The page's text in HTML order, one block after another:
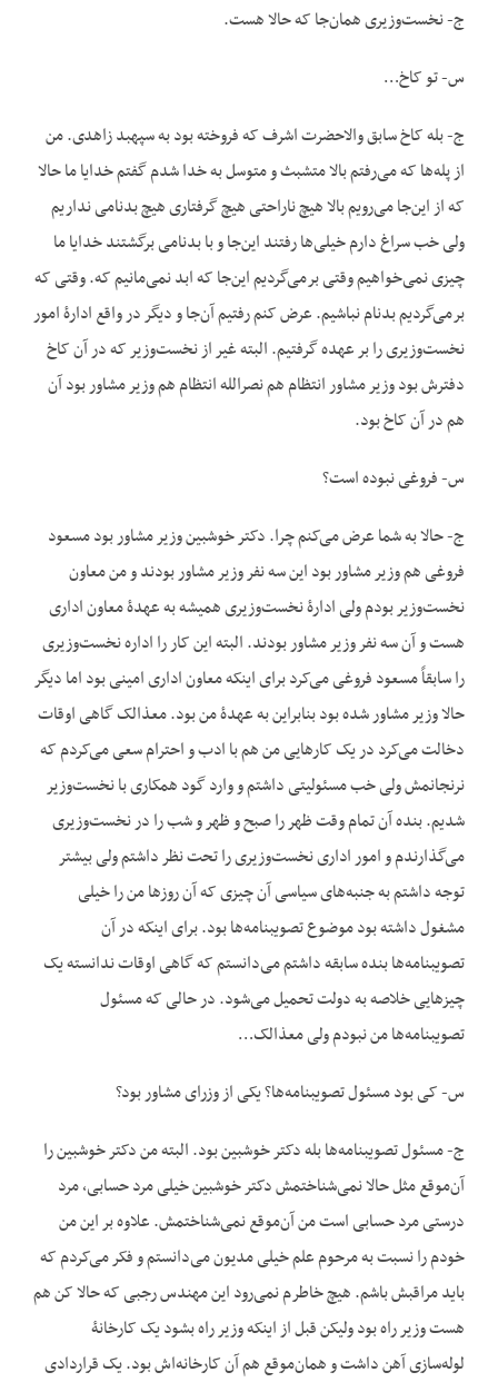
ج- نخست‌وزیری همان‌جا که حالا هست.
س- تو کاخ…
ج- بله کاخ سابق والاحضرت اشرف که فروخته بود به سپهبد زاهدی. من
از پله‌ها که می‌رفتم بالا متشبث و متوسل به خدا شدم گفتم خدایا ما حالا
که از این‌جا می‌رویم بالا هیچ ناراحتی هیچ گرفتاری هیچ بدنامی نداریم
ولی خب سراغ دارم خیلی‌ها رفتند این‌جا و با بدنامی برگشتند خدایا ما
چیزی نمی‌خواهیم وقتی برمی‌گردیم این‌جا که ابد نمی‌مانیم که. وقتی که
برمی‌گردیم بدنام نباشیم. عرض کنم رفتیم آن‌جا و دیگر در واقع ادارۀ امور
نخست‌وزیری را بر عهده گرفتیم. البته غیر از نخست‌وزیر که در آن کاخ
دفترش بود وزیر مشاور انتظام هم نصرالله انتظام هم وزیر مشاور بود آن
هم در آن کاخ بود.
س- فروغی نبوده است؟
ج- حالا به شما عرض می‌کنم چرا. دکتر خوشبین وزیر مشاور بود مسعود
فروغی هم وزیر مشاور بود این سه نفر وزیر مشاور بودند و من معاون
نخست‌وزیر بودم ولی ادارۀ نخست‌وزیری همیشه به عهدۀ معاون اداری
هست و آن سه نفر وزیر مشاور بودند. البته این کار را اداره نخست‌وزیری
را سابقاً مسعود فروغی می‌کرد برای این‏که معاون اداری امینی بود اما دیگر
حالا وزیر مشاور شده بود بنابراین به عهدۀ من بود. مع‏ذالک گاهی اوقات
دخالت می‌کرد در یک کارهایی من هم با ادب و احترام سعی می‌کردم که
نرنجانمش ولی خب مسئولیتی داشتم و وارد گود همکاری با نخست‌وزیر
شدیم. بنده آن تمام وقت ظهر را صبح و ظهر و شب را در نخست‌وزیری
می‌گذارندم و امور اداری نخست‌وزیری را تحت نظر داشتم ولی بیشتر
توجه داشتم به جنبه‌های سیاسی آن چیزی که آن روزها من را خیلی
مشغول داشته بود موضوع تصویب‏نامه‌ها بود. برای این‏که در آن
تصویب‏نامه‌ها بنده سابقه داشتم می‌دانستم که گاهی اوقات ندانسته یک
چیزهایی خلاصه به دولت تحمیل می‌شود. در حالی که مسئول
تصویب‏نامه‌ها من نبودم ولی مع‏ذالک…
س- کی بود مسئول تصویب‏نامه‌ها؟ یکی از وزرای مشاور بود؟
ج- مسئول تصویب‏نامه‌ها بله دکتر خوش‏بین بود. البته من دکتر خوش‏بین را
آن‌موقع مثل حالا نمی‌شناختمش دکتر خوش‏بین خیلی مرد حسابی، مرد
درستی مرد حسابی است من آن‌موقع نمی‌شناختمش. علاوه بر این من
خودم را نسبت به مرحوم علم خیلی مدیون می‌دانستم و فکر می‌کردم که
باید مراقبش باشم. هیچ خاطرم نمی‌رود این مهندس رجبی که حالا کن هم
هست وزیر راه بود ولیکن قبل از این‏که وزیر راه بشود یک کارخانۀ
لوله‌سازی آهن داشت و همان‌موقع هم آن کارخانه‌اش بود. یک قراردادی